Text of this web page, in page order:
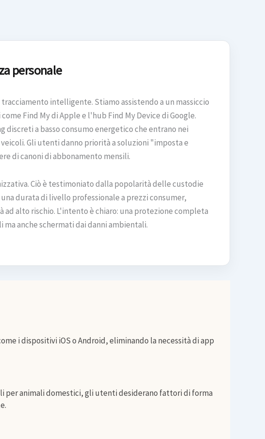
personale
intelligente. Stiamo assistendo a un massiccio
Find My di Apple e l'hub Find My Device di Google.
a basso consumo energetico che entrano nei
Gli utenti danno priorità a soluzioni "imposta e
di canoni di abbonamento mensili.
Ciò è testimoniato dalla popolarità delle custodie
durata di livello professionale a prezzi consumer,
alto rischio. L'intento è chiaro: una protezione completa
anche schermati dai danni ambientali.
i dispositivi iOS o Android, eliminando la necessità di app
animali domestici, gli utenti desiderano fattori di forma